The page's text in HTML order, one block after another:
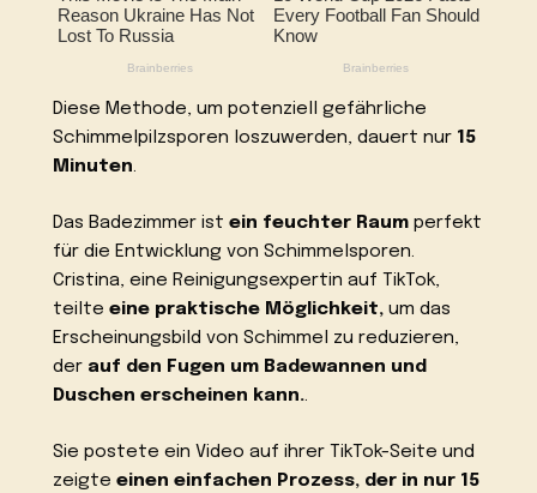
Diese Methode, um potenziell gefährliche
Schimmelpilzsporen loszuwerden, dauert nur 15
Minuten.
Das Badezimmer istein feuchter Raum perfekt
für die Entwicklung von Schimmelsporen.
Cristina, eine Reinigungsexpertin auf TikTok,
teilteeine praktische Möglichkeit, um das
Erscheinungsbild von Schimmel zu reduzieren,
der auf den Fugen um Badewannen und
Duschen erscheinen kann..
Sie postete ein Video auf ihrer TikTok-Seite und
zeigteeinen einfachen Prozess, der in nur 15